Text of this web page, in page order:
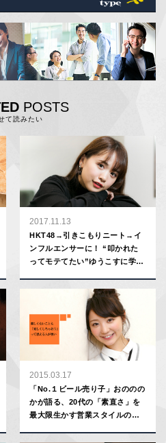
POSTS
て読みたい
2017.11.13
HKT48→引きこもりニート→イ
ンフルエンサーに！ “叩かれた
ってモテてたい”ゆうこすに学
2015.03.17
「No.１ビール売り子」おののの
かが語る、20代の「素直さ」を
最大限生かす営業スタイルのす